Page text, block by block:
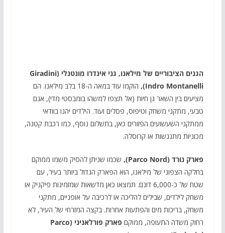
הגנים הציבוריים של מילאנו, גני אינדרו מונטנלי (Giradini
Indro Montanelli),
הוקמו עוד במאה ה-18 בלב מילאנו. הם
מציעים בין השאר גן חיות (אל תצפו למשהו בומבסטי מדי), אגם
טבעי, מתקני משחק וטיפוס, פסלים ועוד. הילדים יהנו בוודאי
ממתקני השעשועים הפזורים כאן, בתשלום נוסף, כמו רכבת קטנה,
מכוניות מתנגשות או קרוסלה.
פארק נורד (Parco Nord),
שכמו שניתן להסיק משמו ממוקם
בחלקה הצפוני של מילאנו, הוא הפארק הגדול ביותר בעיר, עם
שטח של כ-6,000 דונם. תמצאו כאן מדשאות שמזמינות פיקניק או
משחק לילדים, שבילים להליכה או לרכיבה על אופניים, מתקני
משחק, בריכות מים והפתעות אחרות. בקצה המזרחי של העיר, לא
רחוק משדה התעופה, ממוקם
פארק פורלאניני (Parco